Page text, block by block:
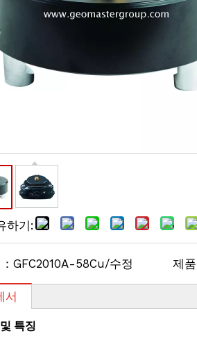
하기:
GFC2010A-58Cu/수정 제
서
특징